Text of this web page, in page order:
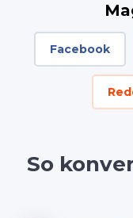
Facebook
So